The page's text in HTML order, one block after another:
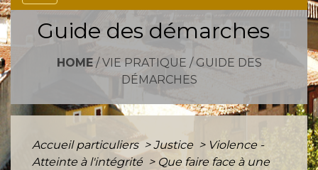
Guide des démarches
HOME/ VIE PRATIQUE / GUIDE DES
DÉMARCHES
Accueil particuliers > Justice > Violence -
Atteinte à l'intégrité > Que faire face à une